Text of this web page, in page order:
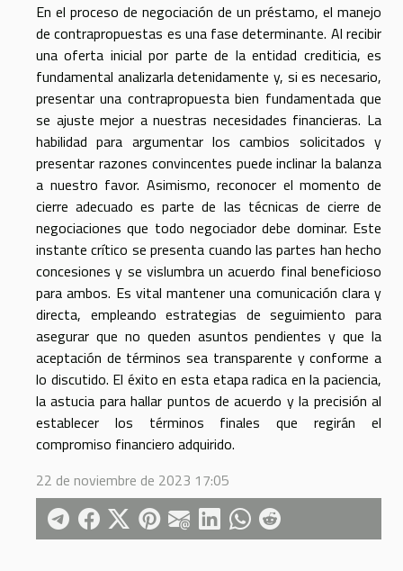
En el proceso de negociación de un préstamo, el manejo
de contrapropuestas es una fase determinante. Al recibir
una oferta inicial por parte de la entidad crediticia, es
fundamental analizarla detenidamente y, si es necesario,
presentar una contrapropuesta bien fundamentada que
se ajuste mejor a nuestras necesidades financieras. La
habilidad para argumentar los cambios solicitados y
presentar razones convincentes puede inclinar la balanza
a nuestro favor. Asimismo, reconocer el momento de
cierre adecuado es parte de las técnicas de cierre de
negociaciones que todo negociador debe dominar. Este
instante crítico se presenta cuando las partes han hecho
concesiones y se vislumbra un acuerdo final beneficioso
para ambos. Es vital mantener una comunicación clara y
directa, empleando estrategias de seguimiento para
asegurar que no queden asuntos pendientes y que la
aceptación de términos sea transparente y conforme a
lo discutido. El éxito en esta etapa radica en la paciencia,
la astucia para hallar puntos de acuerdo y la precisión al
establecer los términos finales que regirán el
compromiso financiero adquirido.
22 de noviembre de 2023 17:05